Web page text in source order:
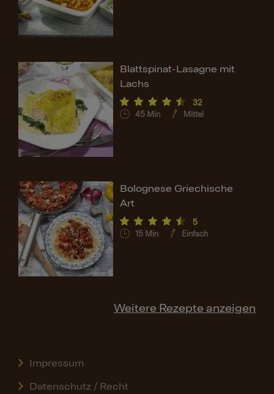
Blattspinat-Lasagne mit
Lachs
32
45 Min Mittel
Bolognese Griechische
Art
5
15 Min Einfach
Weitere Rezepte anzeigen
Impressum
Datenschutz / Recht